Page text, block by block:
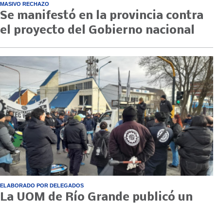
MASIVO RECHAZO
Se manifestó en la provincia contra
el proyecto del Gobierno nacional
ELABORADO POR DELEGADOS
La UOM de Río Grande publicó un